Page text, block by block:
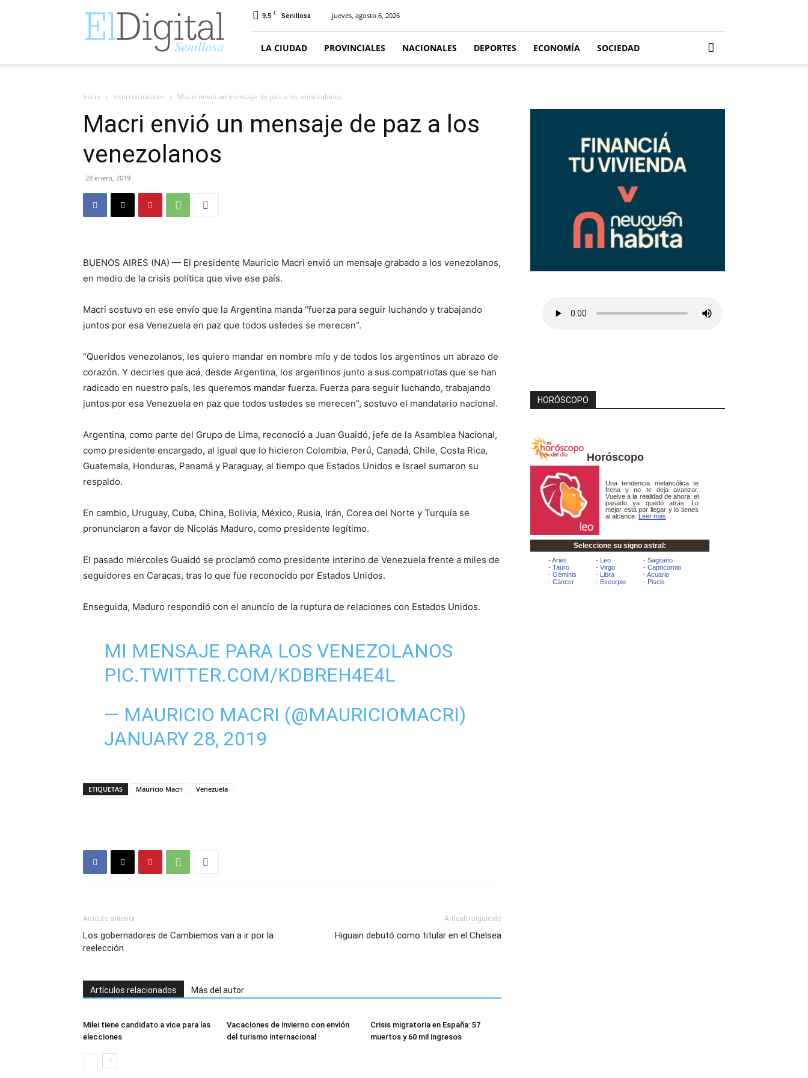
9.5 C Senillosa jueves, agosto 6, 2026
LA CIUDAD PROVINCIALES NACIONALES DEPORTES ECONOMÍA SOCIEDAD
Inicio Internacionales Macri envió un mensaje de paz a los venezolanos
Macri envió un mensaje de paz a los
venezolanos
28 enero, 2019
BUENOS AIRES (NA) — El presidente Mauricio Macri envió un mensaje grabado a los venezolanos,
en medio de la crisis política que vive ese país.
Macri sostuvo en ese envío que la Argentina manda “fuerza para seguir luchando y trabajando
juntos por esa Venezuela en paz que todos ustedes se merecen”.
“Queridos venezolanos, les quiero mandar en nombre mío y de todos los argentinos un abrazo de
corazón. Y decirles que acá, desde Argentina, los argentinos junto a sus compatriotas que se han
radicado en nuestro país, les queremos mandar fuerza. Fuerza para seguir luchando, trabajando
juntos por esa Venezuela en paz que todos ustedes se merecen”, sostuvo el mandatario nacional.
Argentina, como parte del Grupo de Lima, reconoció a Juan Guaidó, jefe de la Asamblea Nacional,
como presidente encargado, al igual que lo hicieron Colombia, Perú, Canadá, Chile, Costa Rica,
Guatemala, Honduras, Panamá y Paraguay, al tiempo que Estados Unidos e Israel sumaron su
respaldo.
En cambio, Uruguay, Cuba, China, Bolivia, México, Rusia, Irán, Corea del Norte y Turquía se
pronunciaron a favor de Nicolás Maduro, como presidente legítimo.
El pasado miércoles Guaidó se proclamó como presidente interino de Venezuela frente a miles de
seguidores en Caracas, tras lo que fue reconocido por Estados Unidos.
Enseguida, Maduro respondió con el anuncio de la ruptura de relaciones con Estados Unidos.
MI MENSAJE PARA LOS VENEZOLANOS
PIC.TWITTER.COM/KDBREH4E4L
— MAURICIO MACRI (@MAURICIOMACRI)
JANUARY 28, 2019
ETIQUETAS Mauricio Macri Venezuela
Artículo anterior
Los gobernadores de Cambiemos van a ir por la
reelección
Artículo siguiente
Higuain debutó como titular en el Chelsea
Artículos relacionados Más del autor
Milei tiene candidato a vice para las
elecciones
Vacaciones de invierno con envión
del turismo internacional
Crisis migratoria en España: 57
muertos y 60 mil ingresos
HORÓSCOPO
Horóscopo